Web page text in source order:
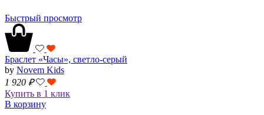
Быстрый просмотр
Браслет «Часы», светло-серый
by Novem Kids
1 920 ₽
Купить в 1 клик
В корзину